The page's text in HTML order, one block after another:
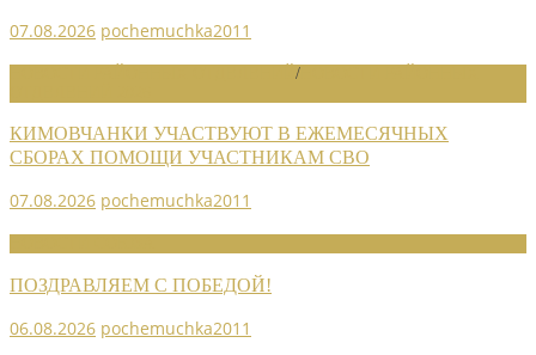
07.08.2026 pochemuchka2011
/
КИМОВЧАНКИ УЧАСТВУЮТ В ЕЖЕМЕСЯЧНЫХ
СБОРАХ ПОМОЩИ УЧАСТНИКАМ СВО
07.08.2026 pochemuchka2011
ПОЗДРАВЛЯЕМ С ПОБЕДОЙ!
06.08.2026 pochemuchka2011